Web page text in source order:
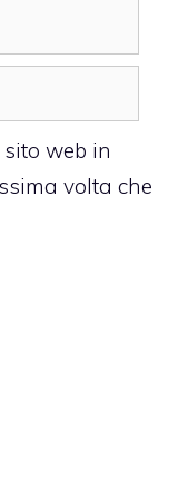
web in
volta che